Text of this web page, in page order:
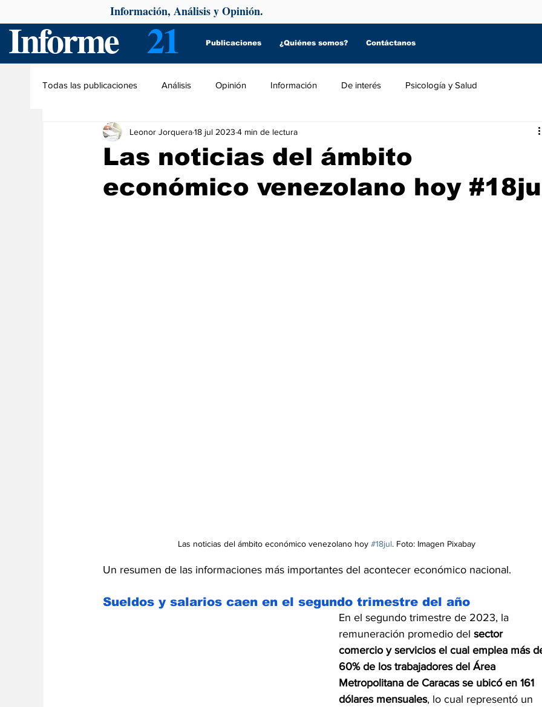
Informe 21 Publicaciones ¿Quiénes somos? Contáctanos
Información, Análisis y Opinión.
Todas las publicaciones Análisis Opinión Información De interés Psicología y Salud
Las noticias del ámbito
económico venezolano hoy
Leonor Jorquera18 jul 2023 4 min de lectura
Las noticias del ámbito económico venezolano hoy #18jul. Foto: Imagen Pixabay
Un resumen de las informaciones más importantes del acontecer económico nacional.
Sueldos y salarios caen en el segundo trimestre del año
En el segundo trimestre de 2023, la
remuneración promedio del sector
comercio y servicios el cual emplea más
60% de los trabajadores del Área
Metropolitana de Caracas se ubicó en 161
dólares mensuales, lo cual representó un